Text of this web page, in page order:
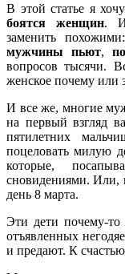
В этой статье я
боятся женщин. И
заменить
мужчины пьют,
вопросов тысячи.
женское почему или
И все же, многие
на первый взгляд
пятилетних
поцеловать милую
которые,
сновидениями. Или,
день 8 марта.
Эти дети почему-то
отъявленных
и предают. К